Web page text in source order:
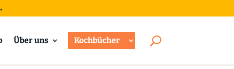
Über uns Kochbücher